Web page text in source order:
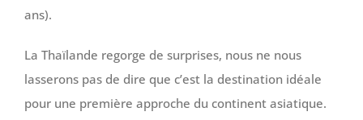
ans).
La Thaïlande regorge de surprises, nous ne nous
lasserons pas de dire que c’est la destination idéale
pour une première approche du continent asiatique.